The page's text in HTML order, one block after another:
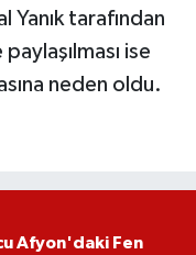
Yanık tarafından
ise
neden oldu.
Afyon'daki Fen